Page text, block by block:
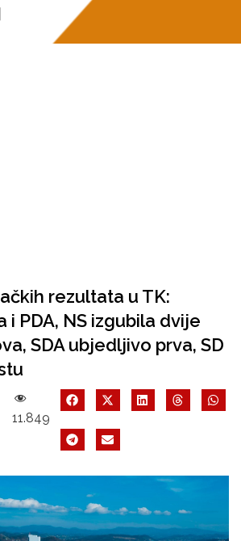
rezultata u TK:
i PDA, NS izgubila dvije
SDA ubjedljivo prva, SD
11.849